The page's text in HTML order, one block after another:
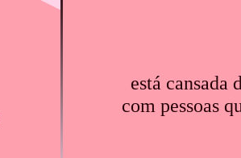
está cansada
com pessoas